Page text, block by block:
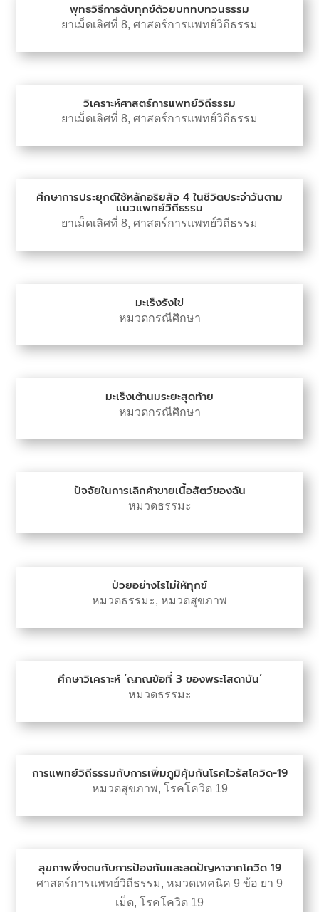
พุทธวิธีการดับทุกข์ด้วยบททบทวนธรรม
ยาเม็ดเลิศที่ 8, ศาสตร์การแพทย์วิถีธรรม
วิเคราะห์ศาสตร์การแพทย์วิถีธรรม
ยาเม็ดเลิศที่ 8, ศาสตร์การแพทย์วิถีธรรม
ศึกษาการประยุกต์ใช้หลักอริยสัจ 4 ในชีวิตประจำวันตาม
แนวแพทย์วิถีธรรม
ยาเม็ดเลิศที่ 8, ศาสตร์การแพทย์วิถีธรรม
มะเร็งรังไข่
หมวดกรณีศึกษา
มะเร็งเต้านมระยะสุดท้าย
หมวดกรณีศึกษา
ปัจจัยในการเลิกค้าขายเนื้อสัตว์ของฉัน
หมวดธรรมะ
ป่วยอย่างไรไม่ให้ทุกข์
หมวดธรรมะ, หมวดสุขภาพ
ศึกษาวิเคราะห์ ‘ญาณข้อที่ 3 ของพระโสดาบัน’
หมวดธรรมะ
การแพทย์วิถีธรรมกับการเพิ่มภูมิคุ้มกันโรคไวรัสโควิด-19
หมวดสุขภาพ, โรคโควิด 19
สุขภาพพึ่งตนกับการป้องกันและลดปัญหาจากโควิด 19
ศาสตร์การแพทย์วิถีธรรม, หมวดเทคนิค 9 ข้อ ยา 9
เม็ด, โรคโควิด 19